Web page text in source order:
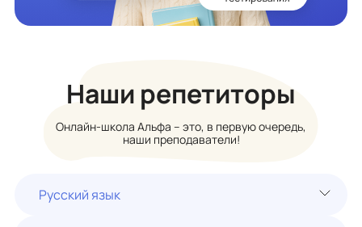
Наши репетиторы
Онлайн-школа Альфа – это, в первую очередь,
наши преподаватели!
Русский язык